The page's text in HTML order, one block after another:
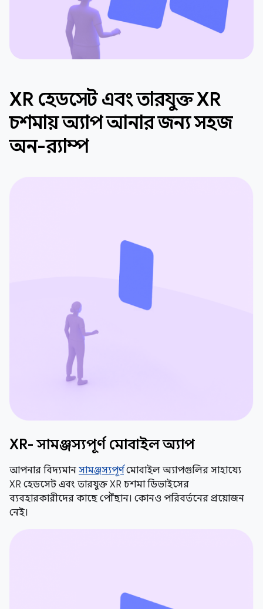
XR হেডসেট এবং তারযুক্ত XR
চশমায় অ্যাপ আনার জন্য সহজ
অন-র‍্যাম্প
XR- সামঞ্জস্যপূর্ণ মোবাইল অ্যাপ
আপনার বিদ্যমান সামঞ্জস্যপূর্ণমোবাইল অ্যাপগুলির সাহায্যে
XR হেডসেট এবং তারযুক্ত XR চশমা ডিভাইসের
ব্যবহারকারীদের কাছে পৌঁছান। কোনও পরিবর্তনের প্রয়োজন
নেই।